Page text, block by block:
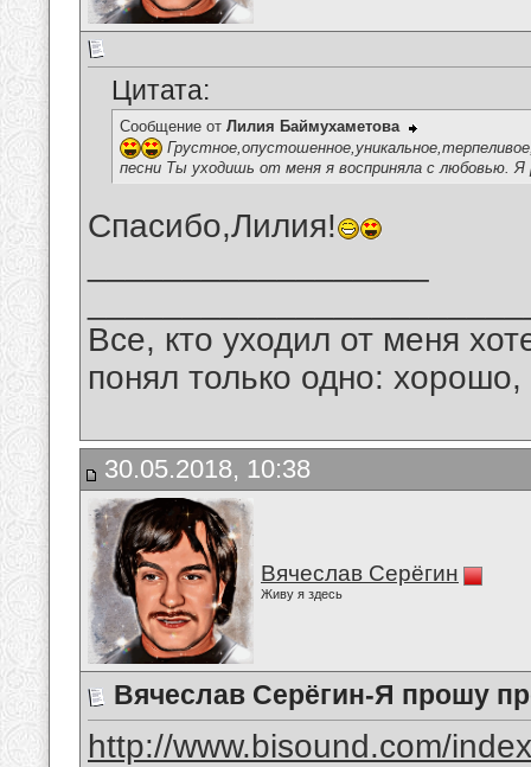
Цитата:
Сообщение от Лилия Баймухаметова
песни Ты уходишь от меня я восприняла с любовью.
Спасибо,Лилия!
Все, кто уходил от меня
понял только одно:
30.05.2018, 10:38
Вячеслав Серёгин
Живу я здесь
Вячеслав Серёгин-Я прошу
http://www.bisound.com/